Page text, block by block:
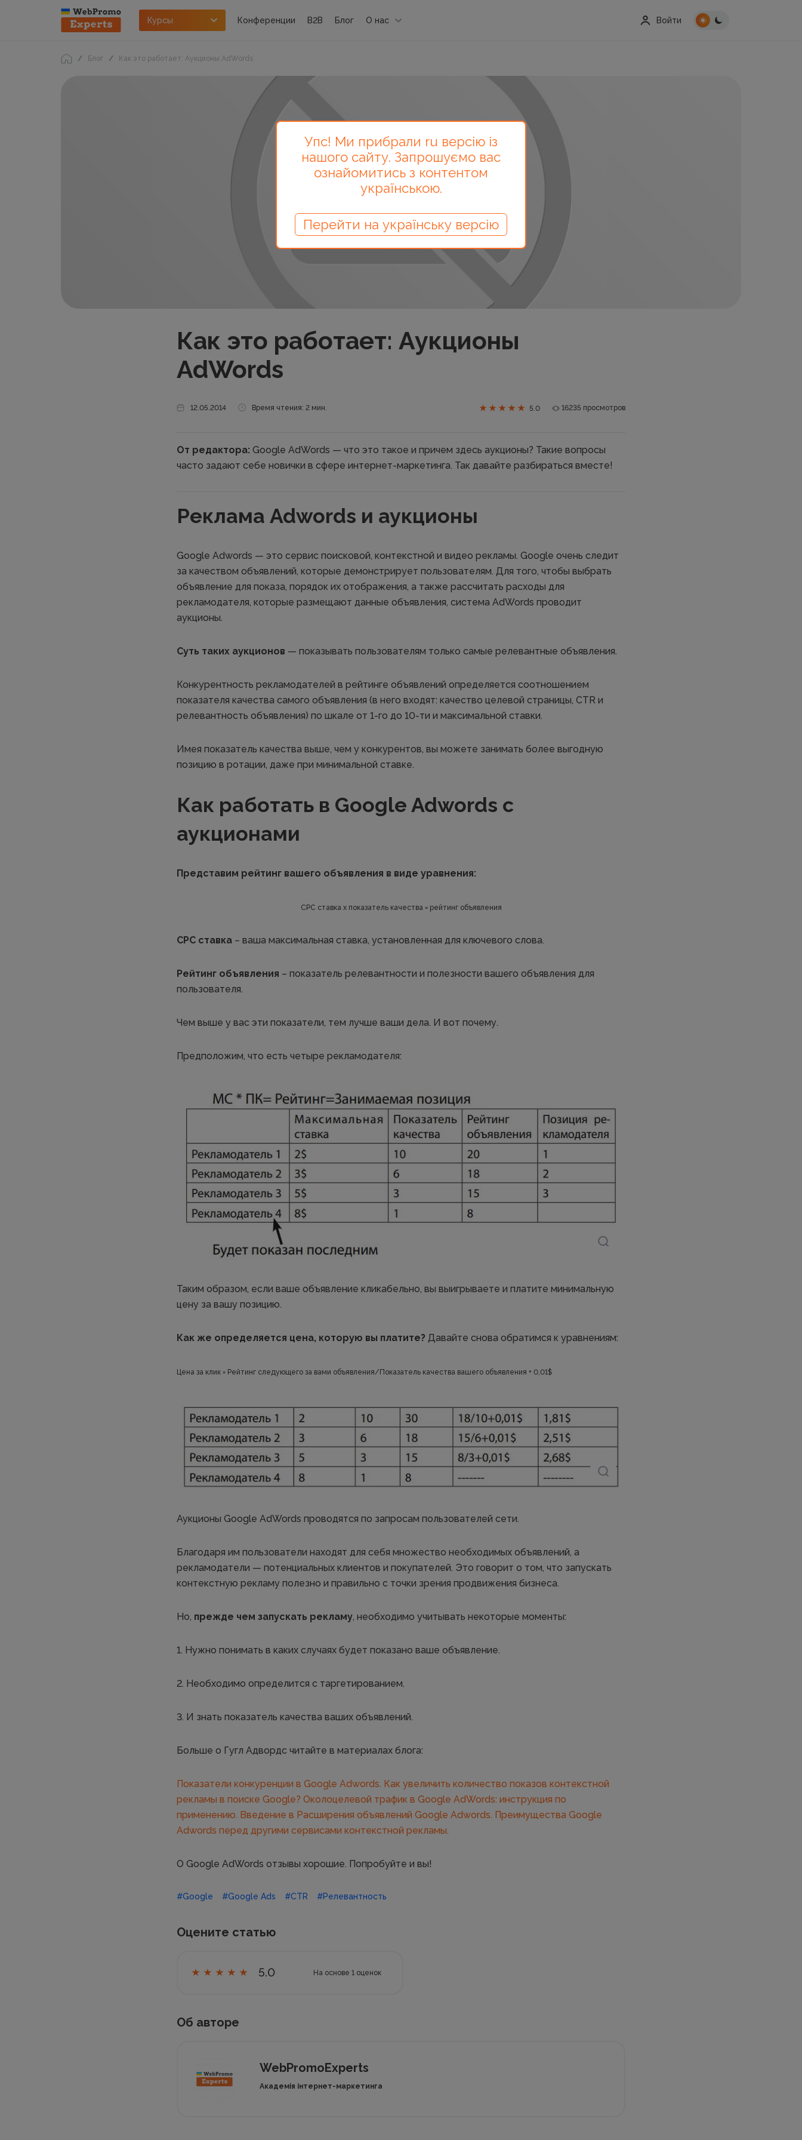
Курсы Конференции B2B Блог О нас Войти
Блог Как это работает: Аукционы AdWords
Как это работает: Аукционы
AdWords
12.05.2014 Время чтения: 2 мин. 5.0 16235 просмотров
От редактора: Google AdWords — что это такое и причем здесь аукционы? Такие вопросы
часто задают себе новички в сфере интернет-маркетинга. Так давайте разбираться вместе!
Реклама Adwords и аукционы
Google Adwords — это сервис поисковой, контекстной и видео рекламы. Google очень следит
за качеством объявлений, которые демонстрирует пользователям. Для того, чтобы выбрать
объявление для показа, порядок их отображения, а также рассчитать расходы для
рекламодателя, которые размещают данные объявления, система AdWords проводит
аукционы.
Суть таких аукционов — показывать пользователям только самые релевантные объявления.
Конкурентность рекламодателей в рейтинге объявлений определяется соотношением
показателя качества самого объявления (в него входят: качество целевой страницы, CTR и
релевантность объявления) по шкале от 1-го до 10-ти и максимальной ставки.
Имея показатель качества выше, чем у конкурентов, вы можете занимать более выгодную
позицию в ротации, даже при минимальной ставке.
Как работать в Google Adwords с
аукционами
Представим рейтинг вашего объявления в виде уравнения:
СРС ставка x показатель качества = рейтинг объявления
СРС ставка – ваша максимальная ставка, установленная для ключевого слова.
Рейтинг объявления – показатель релевантности и полезности вашего объявления для
пользователя.
Чем выше у вас эти показатели, тем лучше ваши дела. И вот почему.
Предположим, что есть четыре рекламодателя:
Таким образом, если ваше объявление кликабельно, вы выигрываете и платите минимальную
цену за вашу позицию.
Как же определяется цена, которую вы платите? Давайте снова обратимся к уравнениям:
Цена за клик = Рейтинг следующего за вами объявления/Показатель качества вашего объявления + 0,01$
Аукционы Google AdWords проводятся по запросам пользователей сети.
Благодаря им пользователи находят для себя множество необходимых объявлений, а
рекламодатели — потенциальных клиентов и покупателей. Это говорит о том, что запускать
контекстную рекламу полезно и правильно с точки зрения продвижения бизнеса.
Но, прежде чем запускать рекламу, необходимо учитывать некоторые моменты:
1. Нужно понимать в каких случаях будет показано ваше объявление.
2. Необходимо определится с таргетированием.
3. И знать показатель качества ваших объявлений.
Больше о Гугл Адвордс читайте в материалах блога:
Показатели конкуренции в Google Adwords. Как увеличить количество показов контекстной
рекламы в поиске Google? Околоцелевой трафик в Google AdWords: инструкция по
применению. Введение в Расширения объявлений Google Adwords. Преимущества Google
Adwords перед другими сервисами контекстной рекламы.
О Google AdWords отзывы хорошие. Попробуйте и вы!
#Google #Google Ads #CTR #Релевантность
Оцените статью
5.0 На основе 1 оценок
Об авторе
WebPromoExperts
Академія інтернет-маркетинга
Упс! Ми прибрали ru версію із
нашого сайту. Запрошуємо вас
ознайомитись з контентом
українською.
Перейти на українську версію